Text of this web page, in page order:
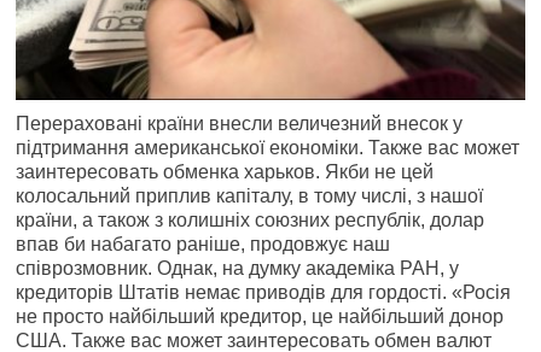
Перераховані країни внесли величезний внесок у
підтримання американської економіки. Также вас может
заинтересовать обменка харьков. Якби не цей
колосальний приплив капіталу, в тому числі, з нашої
країни, а також з колишніх союзних республік, долар
впав би набагато раніше, продовжує наш
співрозмовник. Однак, на думку академіка РАН, у
кредиторів Штатів немає приводів для гордості. «Росія
не просто найбільший кредитор, це найбільший донор
США. Также вас может заинтересовать обмен валют